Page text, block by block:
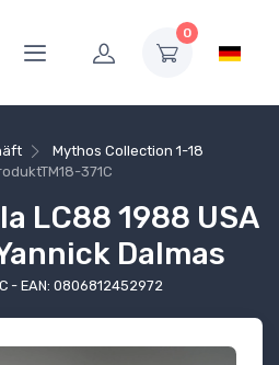
0
Mythos Collection 1-18
TM18-371C
LC88 1988 USA
Dalmas
- EAN: 0806812452972